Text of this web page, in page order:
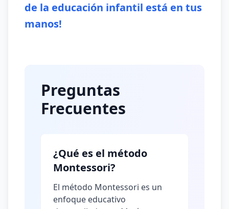
de la educación infantil está en tus
manos!
Preguntas
Frecuentes
¿Qué es el método
Montessori?
El método Montessori es un
enfoque educativo